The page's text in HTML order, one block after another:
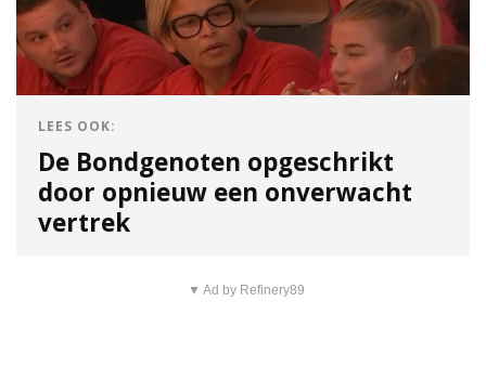
LEES OOK:
De Bondgenoten opgeschrikt
door opnieuw een onverwacht
vertrek
▼ Ad by Refinery89